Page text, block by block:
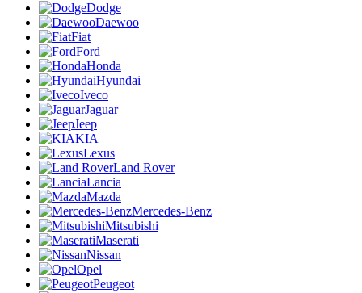
Dodge
Daewoo
Fiat
Ford
Honda
Hyundai
Iveco
Jaguar
Jeep
KIA
Lexus
Land Rover
Lancia
Mazda
Mercedes-Benz
Mitsubishi
Maserati
Nissan
Opel
Peugeot